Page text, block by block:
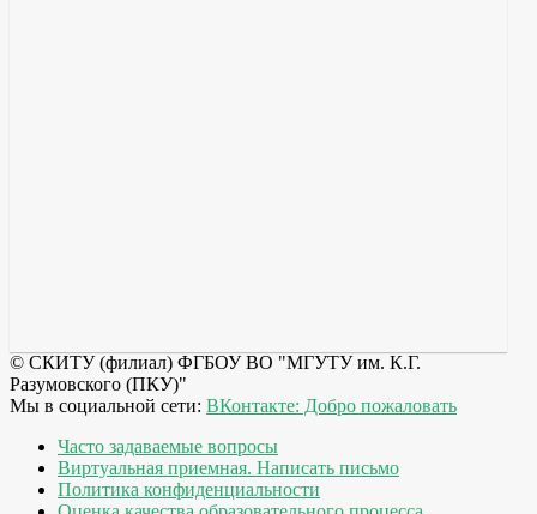
© СКИТУ (филиал) ФГБОУ ВО "МГУТУ им. К.Г.
Разумовского (ПКУ)"
Мы в социальной сети: ВКонтакте: Добро пожаловать
Часто задаваемые вопросы
Виртуальная приемная. Написать письмо
Политика конфиденциальности